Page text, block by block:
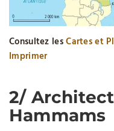
Consultez lesCartes et
Imprimer
2/
Hammams